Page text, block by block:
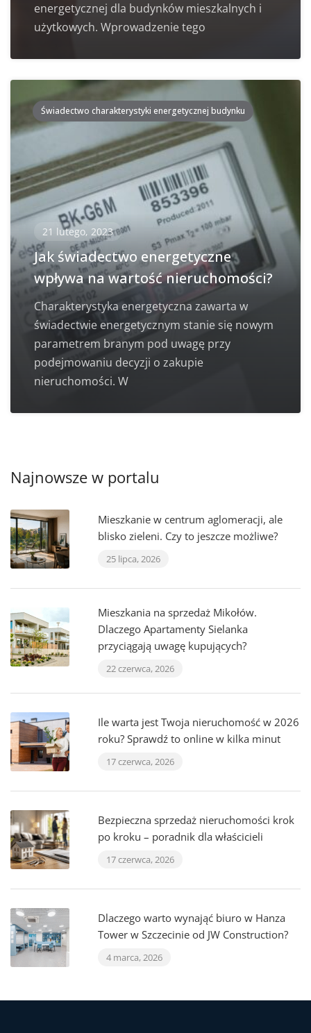
energetycznej dla budynków mieszkalnych i
użytkowych. Wprowadzenie tego
Świadectwo charakterystyki energetycznej budynku
21 lutego, 2023
Jak świadectwo energetyczne
wpływa na wartość nieruchomości?
Charakterystyka energetyczna zawarta w
świadectwie energetycznym stanie się nowym
parametrem branym pod uwagę przy
podejmowaniu decyzji o zakupie
nieruchomości. W
Najnowsze w portalu
Mieszkanie w centrum aglomeracji, ale
blisko zieleni. Czy to jeszcze możliwe?
25 lipca, 2026
Mieszkania na sprzedaż Mikołów.
Dlaczego Apartamenty Sielanka
przyciągają uwagę kupujących?
22 czerwca, 2026
Ile warta jest Twoja nieruchomość w 2026
roku? Sprawdź to online w kilka minut
17 czerwca, 2026
Bezpieczna sprzedaż nieruchomości krok
po kroku – poradnik dla właścicieli
17 czerwca, 2026
Dlaczego warto wynająć biuro w Hanza
Tower w Szczecinie od JW Construction?
4 marca, 2026